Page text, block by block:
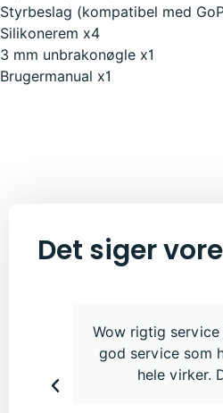
Styrbeslag (kompatibel med
Silikonerem x4
3 mm unbrakonøgle x1
Brugermanual x1
Det siger
Wow rigtig
god service som
hele virker.